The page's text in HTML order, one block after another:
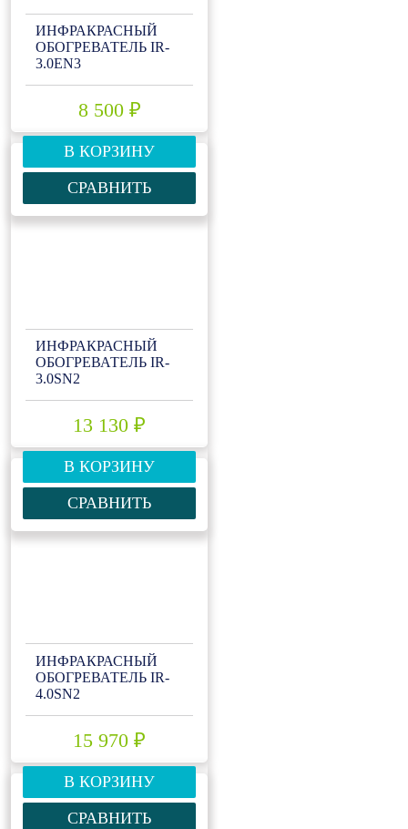
ИНФРАКРАСНЫЙ
ОБОГРЕВАТЕЛЬ IR-
3.0EN3
8 500 ₽
В КОРЗИНУ
СРАВНИТЬ
ИНФРАКРАСНЫЙ
ОБОГРЕВАТЕЛЬ IR-
3.0SN2
13 130 ₽
В КОРЗИНУ
СРАВНИТЬ
ИНФРАКРАСНЫЙ
ОБОГРЕВАТЕЛЬ IR-
4.0SN2
15 970 ₽
В КОРЗИНУ
СРАВНИТЬ